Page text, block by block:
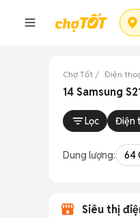
Chợ Tốt Điện
14 Samsung
Lọc Điện
Dung lượng: 64
Siêu thị